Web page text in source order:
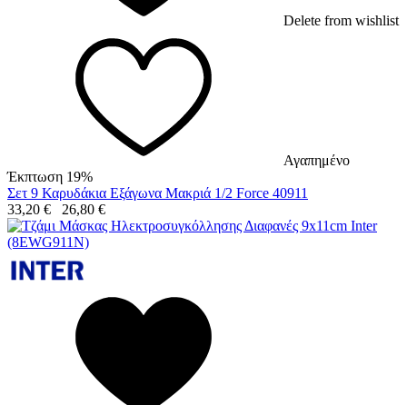
Delete from wishlist
Αγαπημένο
Έκπτωση 19%
Σετ 9 Καρυδάκια Εξάγωνα Μακριά 1/2 Force 40911
33,20 € 26,80 €